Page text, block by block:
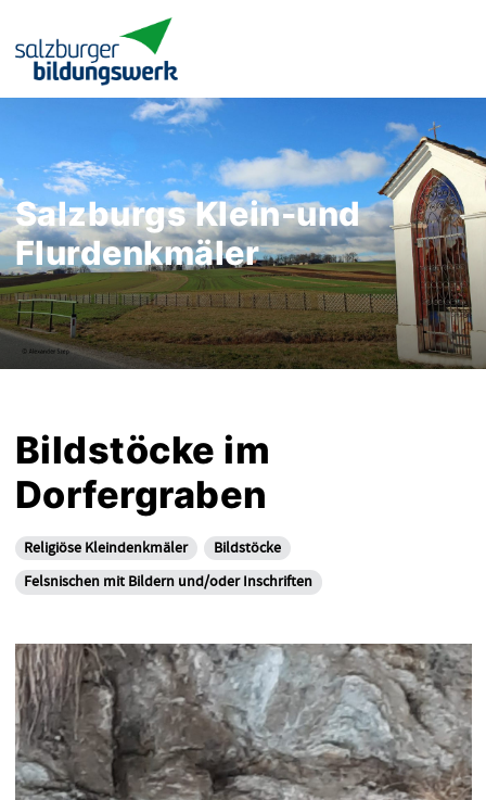
Salzburgs Klein-und
Flurdenkmäler
Bildstöcke im
Dorfergraben
Religiöse Kleindenkmäler
Bildstöcke
Felsnischen mit Bildern und/oder Inschriften